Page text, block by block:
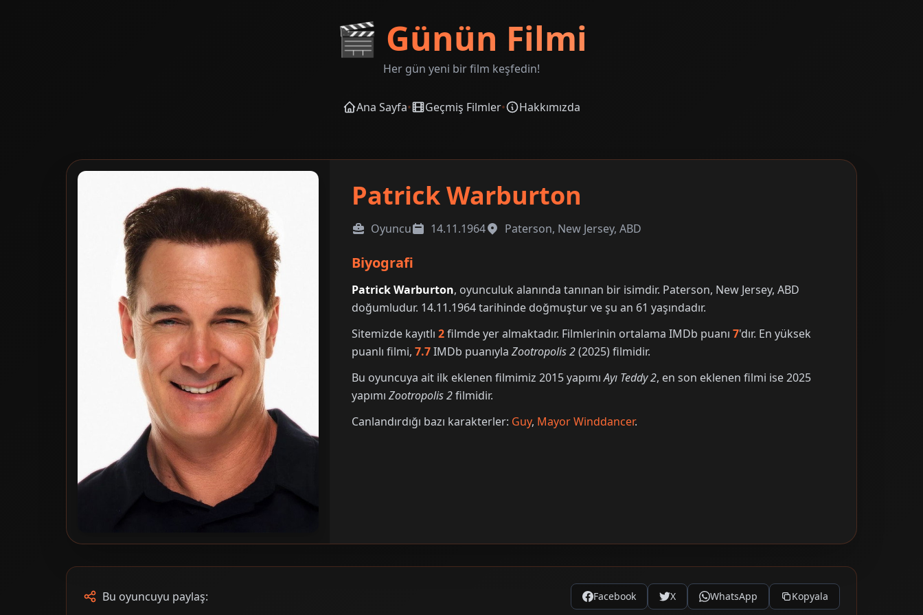
🎬 Günün Filmi
Her gün yeni bir film keşfedin!
Ana Sayfa• Geçmiş Filmler• Hakkımızda
Patrick Warburton
Oyuncu 14.11.1964 Paterson, New Jersey, ABD
Biyografi
Patrick Warburton, oyunculuk alanında tanınan bir isimdir. Paterson, New Jersey, ABD
doğumludur. 14.11.1964 tarihinde doğmuştur ve şu an 61 yaşındadır.
Sitemizde kayıtlı2filmde yer almaktadır. Filmlerinin ortalama IMDb puanı7'dır. En yüksek
puanlı filmi,7.7IMDb puanıylaZootropolis 2(2025) filmidir.
Bu oyuncuya ait ilk eklenen filmimiz 2015 yapımıAyı Teddy 2, en son eklenen filmi ise 2025
yapımıZootropolis 2filmidir.
Canlandırdığı bazı karakterler: Guy, Mayor Winddancer.
Bu oyuncuyu paylaş: Facebook X WhatsApp Kopyala